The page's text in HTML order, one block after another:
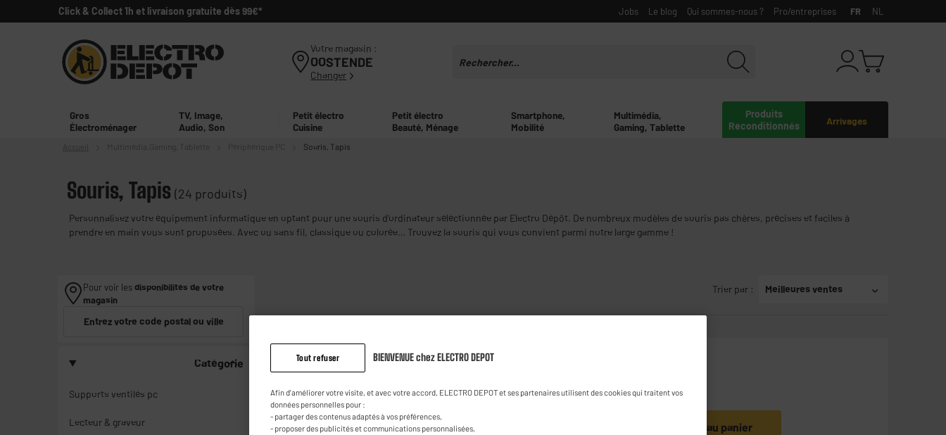
Click & Collect 1h et livraison gratuite dès 99€* Jobs Le blog Qui sommes-nous ? Pro/entreprises FR NL
Votre magasin :
OOSTENDE
Changer
Arrivages
Produits
Reconditionnés
Gros
Électroménager
TV, Image,
Audio, Son
Petit électro
Cuisine
Petit électro
Beauté, Ménage
Smartphone,
Mobilité
Multimédia,
Gaming, Tablette
Accueil Gaming, Tablette Périphérique PC Souris, Tapis
Souris, Tapis (24 produits)
Personnalisez votre équipement informatique en optant pour une souris d'ordinateur séléctionnée par Electro Dépôt. De nombreux modèles de souris pas chères, précises et faciles à
prendre en main vous sont proposées. Avec ou sans fil, classique ou colorée… Trouvez la souris qui vous convient parmi notre large gamme !
Pour voir lesdisponibilités de votre
magasin
Entrez votre code postal ou ville
Catégorie
Supports ventilés pc
Lecteur & graveur
Trier par : Meilleures ventes
BY ELECTRODEPOT
EDENWOOD : LE RAPPORT
EDENWOOD MWLS01B
Ajouter au panier
Tout refuser BIENVENUE chez ELECTRO DEPOT
Afin d'améliorer votre visite, et avec votre accord, ELECTRO DEPOT et ses partenaires utilisent des cookies qui traitent vos
données personnelles pour :
- partager des contenus adaptés à vos préférences,
- proposer des publicités et communications personnalisées,